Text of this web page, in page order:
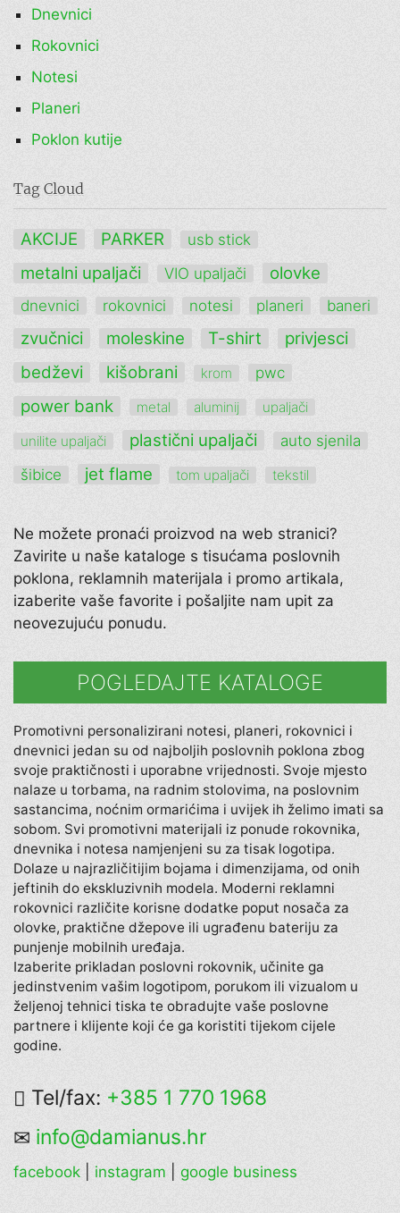
Dnevnici
Rokovnici
Notesi
Planeri
Poklon kutije
Tag Cloud
AKCIJE PARKER usb stick
metalni upaljači VIO upaljači olovke
dnevnici rokovnici notesi planeri baneri
zvučnici moleskine T-shirt
privjesci
bedževi
kišobrani krom pwc
power bank metal aluminij
upaljači
unilite upaljači
plastični upaljači
auto sjenila
šibice
jet flame tom upaljači tekstil
Ne možete pronaći proizvod na web stranici?
Zavirite u naše kataloge s tisućama poslovnih
poklona, reklamnih materijala i promo artikala,
izaberite vaše favorite i pošaljite nam upit za
neovezujuću ponudu.
POGLEDAJTE KATALOGE
Promotivni personalizirani notesi, planeri, rokovnici i
dnevnici jedan su od najboljih poslovnih poklona zbog
svoje praktičnosti i uporabne vrijednosti. Svoje mjesto
nalaze u torbama, na radnim stolovima, na poslovnim
sastancima, noćnim ormarićima i uvijek ih želimo imati sa
sobom. Svi promotivni materijali iz ponude rokovnika,
dnevnika i notesa namjenjeni su za tisak logotipa.
Dolaze u najrazličitijim bojama i dimenzijama, od onih
jeftinih do ekskluzivnih modela. Moderni reklamni
rokovnici različite korisne dodatke poput nosača za
olovke, praktične džepove ili ugrađenu bateriju za
punjenje mobilnih uređaja.
Izaberite prikladan poslovni rokovnik, učinite ga
jedinstvenim vašim logotipom, porukom ili vizualom u
željenoj tehnici tiska te obradujte vaše poslovne
partnere i klijente koji će ga koristiti tijekom cijele
godine.
Tel/fax: +385 1 770 1968
info@damianus.hr
facebook instagram google business